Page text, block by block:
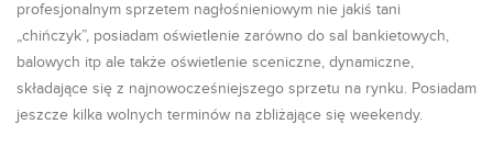
profesjonalnym sprzetem nagłośnieniowym nie jakiś tani
„chińczyk”, posiadam oświetlenie zarówno do sal bankietowych,
balowych itp ale także oświetlenie sceniczne, dynamiczne,
składające się z najnowocześniejszego sprzetu na rynku. Posiadam
jeszcze kilka wolnych terminów na zbliżające się weekendy.